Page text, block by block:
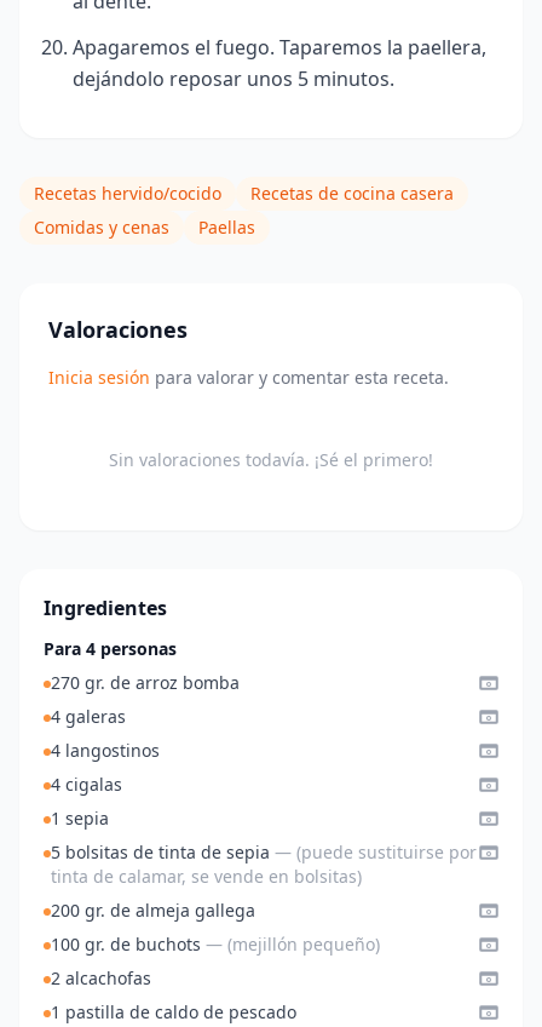
Apagaremos el fuego. Taparemos la paellera,
dejándolo reposar unos 5 minutos.
Recetas hervido/cocido
Recetas de cocina casera
Comidas y cenas
Paellas
Valoraciones
Inicia sesión para valorar y comentar esta receta.
Sin valoraciones todavía. ¡Sé el primero!
Ingredientes
Para 4 personas
270 gr. de arroz bomba
4 galeras
4 langostinos
4 cigalas
1 sepia
5 bolsitas de tinta de sepia — (puede sustituirse por
tinta de calamar, se vende en bolsitas)
200 gr. de almeja gallega
100 gr. de buchots — (mejillón pequeño)
2 alcachofas
1 pastilla de caldo de pescado